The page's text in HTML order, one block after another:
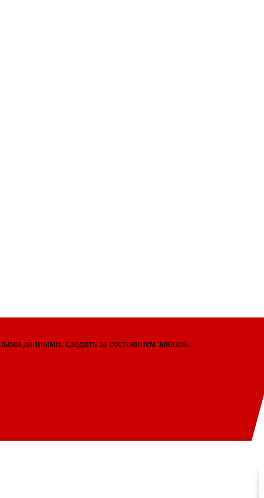
данными, следить за состоянием заказов.